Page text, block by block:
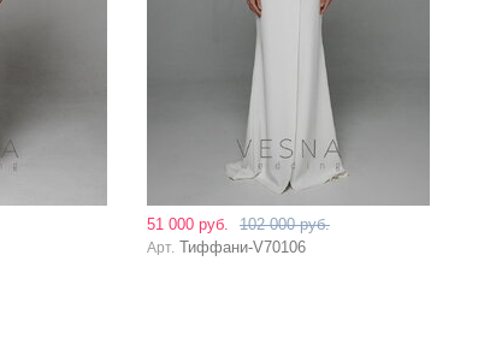
51 000 руб. 102 000 руб.
Арт. Тиффани-V70106